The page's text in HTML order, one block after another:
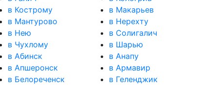
в Кострому
в Макарьев
в Мантурово
в Нерехту
в Нею
в Солигалич
в Чухлому
в Шарью
в Абинск
в Анапу
в Апшеронск
в Армавир
в Белореченск
в Геленджик